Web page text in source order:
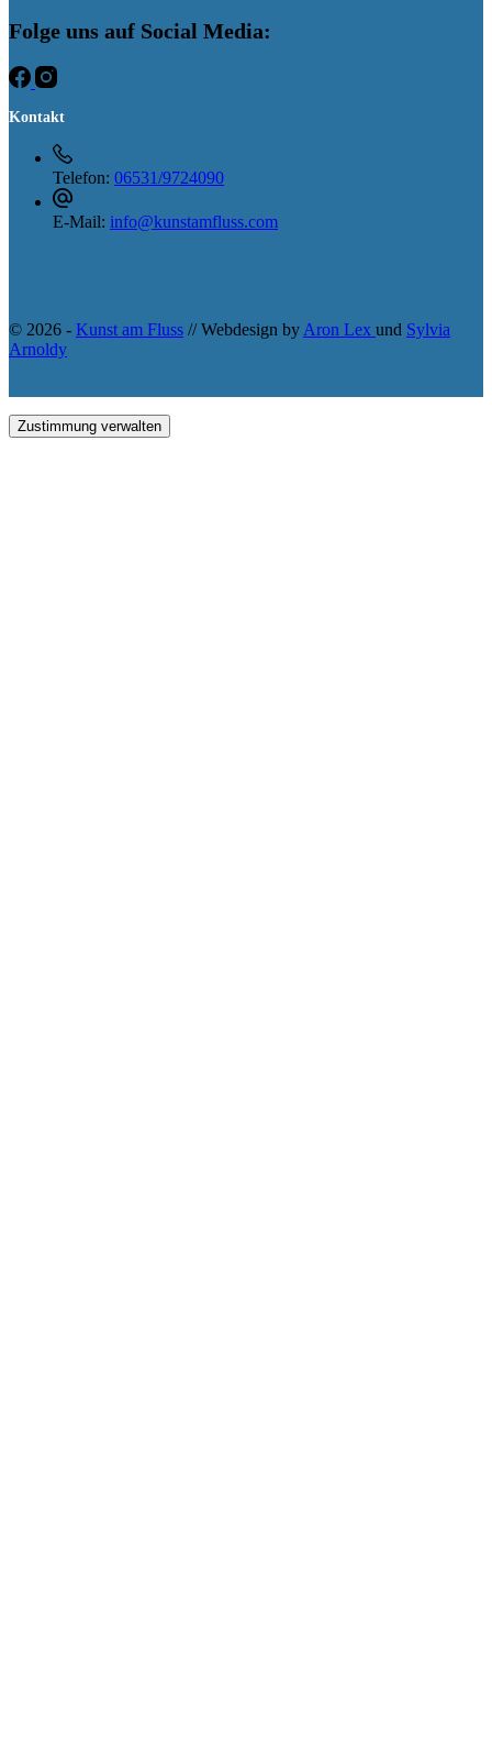
Folge uns auf Social Media:
Kontakt
Telefon: 06531/9724090
E-Mail: info@kunstamfluss.com
© 2026 - Kunst am Fluss // Webdesign by Aron Lex und Sylvia
Arnoldy
Zustimmung verwalten